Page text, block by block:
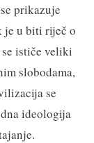
prikazuje
je u biti riječ o
ističe veliki
slobodama,
se
ideologija